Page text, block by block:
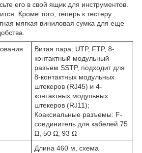
его в свой ящик для инструментов.
Кроме того, теперь к тестеру
мягкая виниловая сумка для еще
Витая пара: UTP, FTP, 8-
контактный модульный
разъем SSTP, подходит для
8-контактных модульных
штекеров (RJ45) и 4-
контактных модульных
штекеров (RJ11);
Коаксиальные разъемы: F-
соединитель для кабелей 75
Ω, 50 Ω, 93 Ω
Длина 460 м, схема